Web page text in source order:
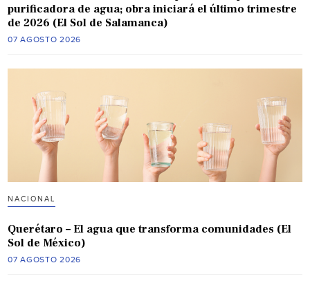
purificadora de agua; obra iniciará el último trimestre
de 2026 (El Sol de Salamanca)
07 AGOSTO 2026
NACIONAL
Querétaro – El agua que transforma comunidades (El
Sol de México)
07 AGOSTO 2026